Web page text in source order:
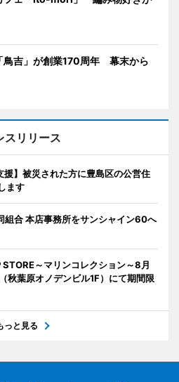
鳥吉」が創業170周年 幕末から
スリリース
援】被災された方に豊島区の公営住
ます
組合 本店事務所をサンシャイン60へ
STORE～マリンコレクション～8月
秋葉原オノデンビル1F）にて期間限
っと見る